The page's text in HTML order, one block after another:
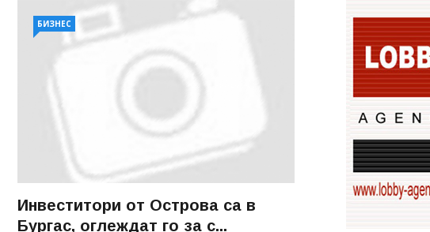
БИЗНЕС
Инвеститори от Острова са в
Бургас, оглеждат го за с...